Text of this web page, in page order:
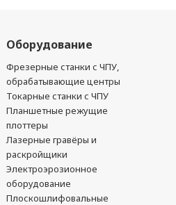
Оборудование
Фрезерные станки с ЧПУ,
обрабатывающие центры
Токарные станки с ЧПУ
Планшетные режущие
плоттеры
Лазерные гравёры и
раскройщики
Электроэрозионное
оборудование
Плоскошлифовальные